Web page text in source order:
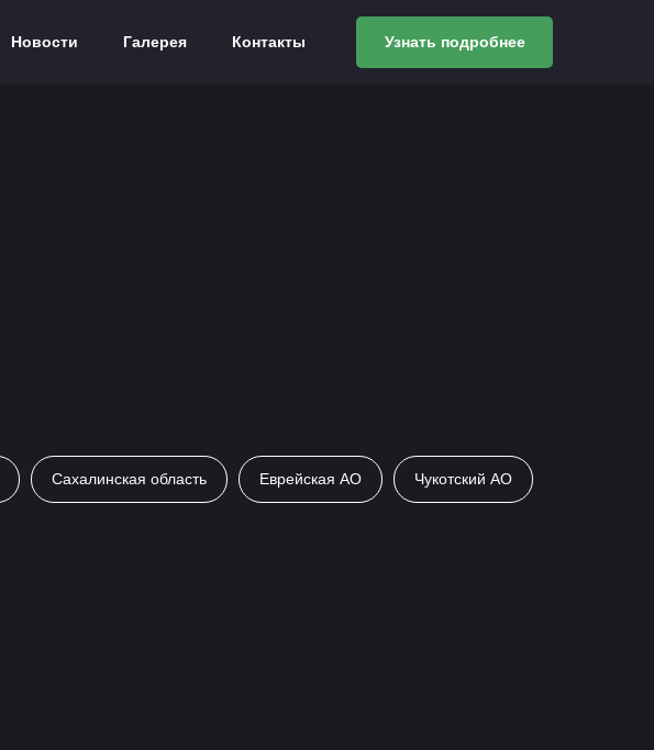
Узнать подробнее
Новости Галерея Контакты
Сахалинская область Еврейская АО Чукотский АО